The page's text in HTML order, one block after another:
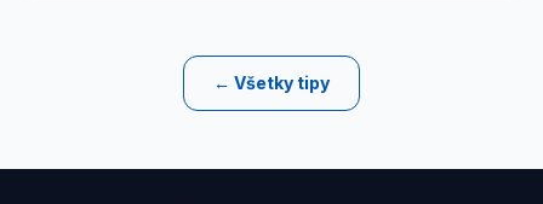
← Všetky tipy